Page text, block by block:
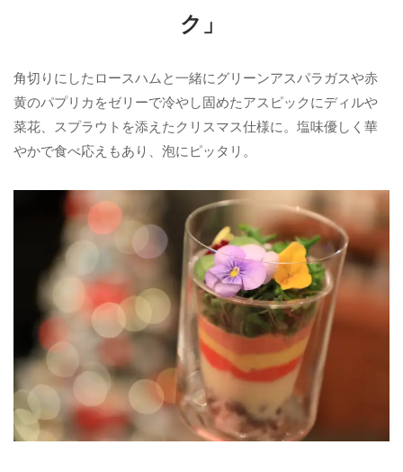
ク」
角切りにしたロースハムと一緒にグリーンアスパラガスや赤
黄のパプリカをゼリーで冷やし固めたアスピックにディルや
菜花、スプラウトを添えたクリスマス仕様に。塩味優しく華
やかで食べ応えもあり、泡にピッタリ。